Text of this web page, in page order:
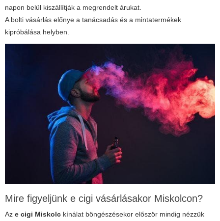
napon belül kiszállítják a megrendelt árukat.
A bolti vásárlás előnye a tanácsadás és a mintatermékek
kipróbálása helyben.
Mire figyeljünk e cigi vásárlásakor Miskolcon?
Az e cigi Miskolc kínálat böngészésekor először mindig nézzük